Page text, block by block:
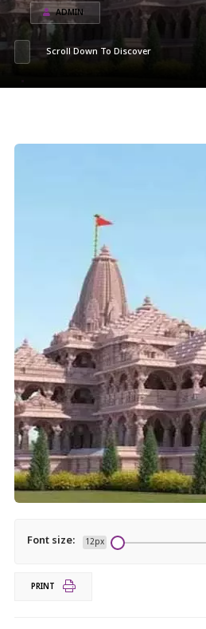
ADMIN
Scroll Down To Discover
Font size: 12px
PRINT